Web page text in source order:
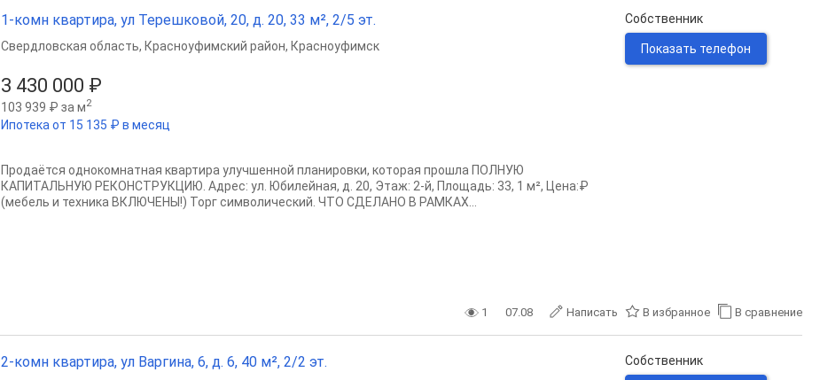
1-комн квартира, ул Терешковой, 20, д. 20, 33 м², 2/5 эт.
3 430 000 ₽
103 939 ₽ за м2
Ипотека от 15 135 ₽ в месяц
Свердловская область, Красноуфимский район, Красноуфимск
Продаётся однокомнатная квартира улучшенной планировки, которая прошла ПОЛНУЮ
КАПИТАЛЬНУЮ РЕКОНСТРУКЦИЮ. Адрес: ул. Юбилейная, д. 20, Этаж: 2-й, Площадь: 33, 1 м², Цена:₽
(мебель и техника ВКЛЮЧЕНЫ!) Торг символический. ЧТО СДЕЛАНО В РАМКАХ...
Собственник
Показать телефон
1 07.08 Написать В избранное В сравнение
2-комн квартира, ул Варгина, 6, д. 6, 40 м², 2/2 эт. Собственник